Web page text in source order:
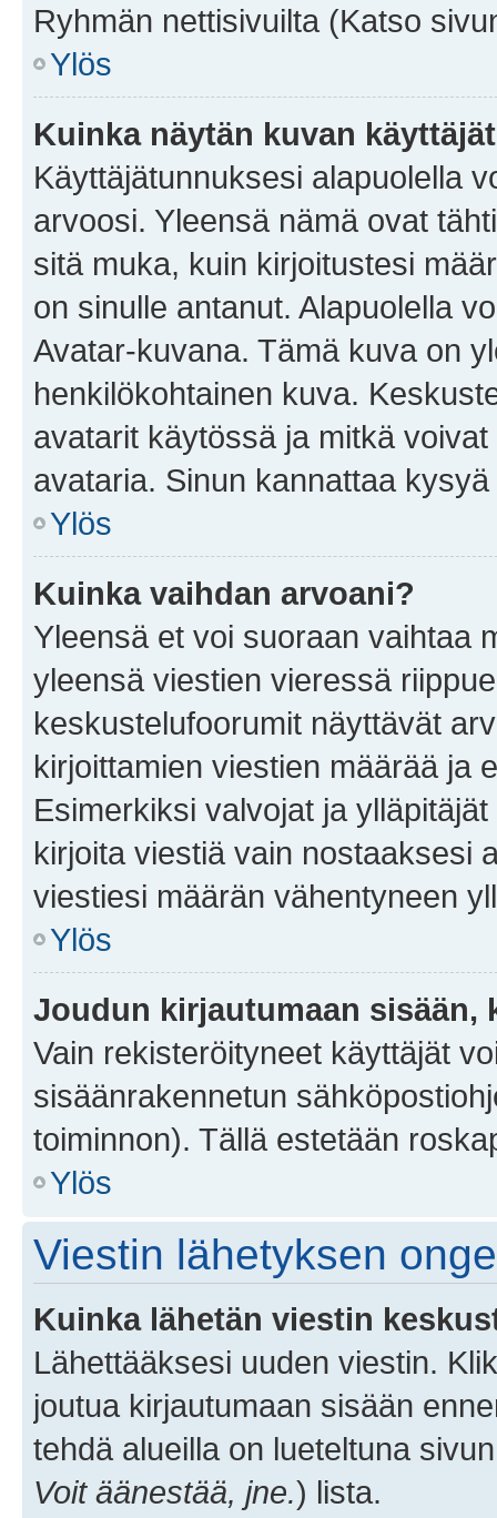
Ryhmän nettisivuilta (Katso
Ylös
Kuinka näytän kuvan
Käyttäjätunnuksesi alapuolella
arvoosi. Yleensä nämä ovat
sitä muka, kuin kirjoitustesi
on sinulle antanut. Alapuolella
Avatar-kuvana. Tämä kuva on
henkilökohtainen kuva.
avatarit käytössä ja mitkä
avataria. Sinun kannattaa
Ylös
Kuinka vaihdan arvoani?
Yleensä et voi suoraan vaihtaa
yleensä viestien vieressä
keskustelufoorumit näyttävät
kirjoittamien viestien määrää ja
Esimerkiksi valvojat ja
kirjoita viestiä vain nostaaksesi
viestiesi määrän vähentyneen
Ylös
Joudun kirjautumaan sisään,
Vain rekisteröityneet käyttäjät
sisäänrakennetun
toiminnon). Tällä estetään
Ylös
Viestin lähetyksen
Kuinka lähetän viestin
Lähettääksesi uuden viestin.
joutua kirjautumaan sisään
tehdä alueilla on lueteltuna
Voit äänestää, jne.) lista.